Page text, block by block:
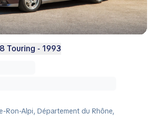
Touring - 1993
Ron-Alpi, Département du Rhône,